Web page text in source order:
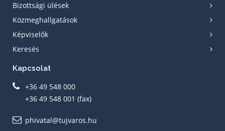
Bizottsági ülések
Közmeghallgatások
Képviselők
Keresés
Kapcsolat
+36 49 548 000
+36 49 548 001 (fax)
phivatal@tujvaros.hu